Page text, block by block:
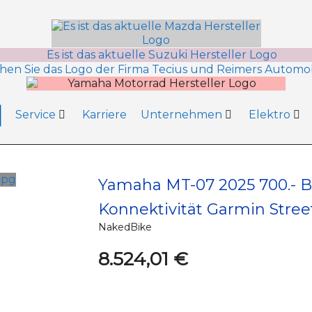
Service Karriere Unternehmen Elektro
Yamaha MT-07 2025 700.-
Konnektivität Garmin
NakedBike
8.524,01 €